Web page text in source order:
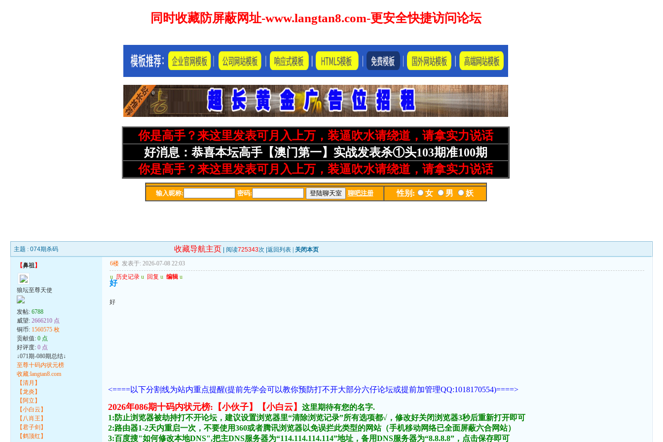
主题 :074期杀码 收藏导航主页 | 阅读725343次 |返回列表 关闭本页
【鼻祖 】
狼坛至尊天使
发帖:6788
威望:2666210 点
铜币: 1560575 枚
贡献值:0 点
好评度:0 点
↓071期-080期总结↓
至尊十码内状元榜
收藏:langtan8.com
【清月】
【龙炎】
【阿立】
【小白云】
【八肖王】
【君子剑】
【鹤顶红】
6楼 发表于: 2026-07-08 22:03
u 历史记录 u 回复 u 编辑 u
好
好
<====以下分割线为站内重点提醒(提前先学会可以教你预防打不开大部分六仔论坛或提前加管理QQ:1018170554)====>
2026年086期十码内状元榜:【小伙子】【小白云】
这里期待有您的名字.
1:防止浏览器被劫持打不开论坛，建议设置浏览器里“清除浏览记录”所有选项都√，修改好关闭浏览器3秒后重新打开即可
2:路由器1-2天内重启一次，不要使用360或者腾讯浏览器以免误拦此类型的网站（手机移动网络已全面屏蔽六合网站）
3:百度搜"如何修改本地DNS",把主DNS服务器为“114.114.114.114”地址，备用DNS服务器为“8.8.8.8”，点击保存即可